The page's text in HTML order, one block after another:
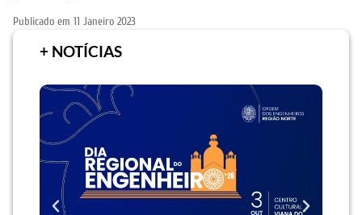
Publicado em 11 Janeiro 2023
+ NOTÍCIAS